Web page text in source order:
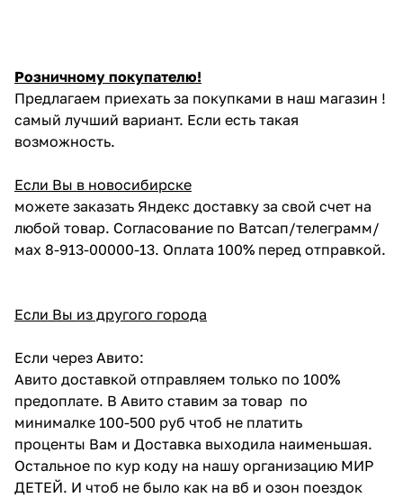
Розничному покупателю!
Предлагаем приехать за покупками в наш магазин !
самый лучший вариант. Если есть такая
возможность.
Если Вы в новосибирске
можете заказать Яндекс доставку за свой счет на
любой товар. Согласование по Ватсап/телеграмм/
мах 8-913-00000-13. Оплата 100% перед отправкой.
Если Вы из другого города
Если через Авито:
Авито доставкой отправляем только по 100%
предоплате. В Авито ставим за товар по
минималке 100-500 руб чтоб не платить
проценты Вам и Доставка выходила наименьшая.
Остальное по кур коду на нашу организацию МИР
ДЕТЕЙ. И чтоб не было как на вб и озон поездок